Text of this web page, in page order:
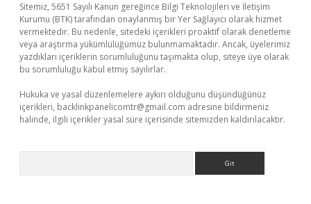
Sitemiz, 5651 Sayılı Kanun gereğince Bilgi Teknolojileri ve İletişim
Kurumu (BTK) tarafından onaylanmış bir Yer Sağlayıcı olarak hizmet
vermektedir. Bu nedenle, sitedeki içerikleri proaktif olarak denetleme
veya araştırma yükümlülüğümüz bulunmamaktadır. Ancak, üyelerimiz
yazdıkları içeriklerin sorumluluğunu taşımakta olup, siteye üye olarak
bu sorumluluğu kabul etmiş sayılırlar.
Hukuka ve yasal düzenlemelere aykırı olduğunu düşündüğünüz
içerikleri, backlinkpanelicomtr@gmail.com adresine bildirmeniz
halinde, ilgili içerikler yasal süre içerisinde sitemizden kaldırılacaktır.